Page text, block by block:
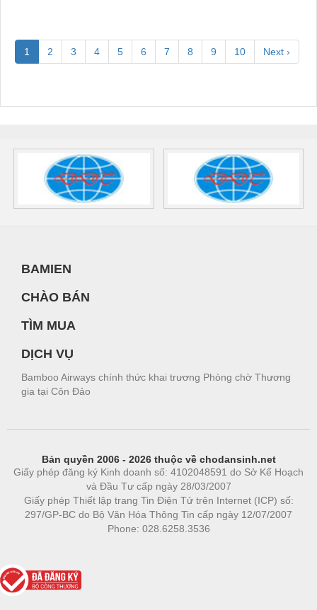
1 2 3 4 5 6 7 8 9 10 Next ›
BAMIEN
CHÀO BÁN
TÌM MUA
DỊCH VỤ
Bamboo Airways chính thức khai trương Phòng chờ Thương
gia tại Côn Đảo
Bản quyền 2006 - 2026 thuộc về chodansinh.net
Giấy phép đăng ký Kinh doanh số: 4102048591 do Sở Kế Hoạch
và Đầu Tư cấp ngày 28/03/2007
Giấy phép Thiết lập trang Tin Điện Tử trên Internet (ICP) số:
297/GP-BC do Bộ Văn Hóa Thông Tin cấp ngày 12/07/2007
Phone: 028.6258.3536